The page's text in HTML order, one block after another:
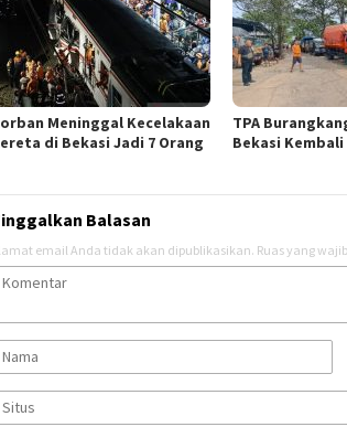
Meninggal Kecelakaan
di Bekasi Jadi 7 Orang
TPA
Bekasi
Balasan
email Anda tidak akan dipublikasikan. Ruas yang